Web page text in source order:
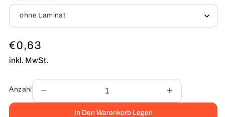
Normaler
Preis
€0,63
inkl. MwSt.
Anzahl
die
Erhöhe
die
In Den Warenkorb Legen